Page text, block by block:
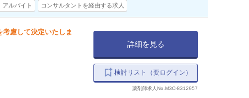
アルバイト コンサルタントを経由する求人
慮して決定いたしま
詳細を見る
検討リスト（要ログイン）
薬剤師求人No.M3C-8312957